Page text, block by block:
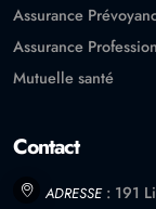
Assurance
Assurance
Mutuelle santé
Contact
ADRESSE: 191